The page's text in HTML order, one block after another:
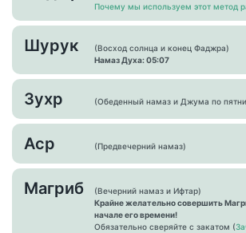
Почему мы используем этот метод
Шурук
(Восход солнца и конец Фаджра)
Намаз Духа: 05:07
Зухр (Обеденный намаз и Джума по
Аср (Предвечерний намаз)
Магриб
(Вечерний намаз и Ифтар)
Крайне желательно совершить
начале его времени!
Обязательно сверяйте с закатом (